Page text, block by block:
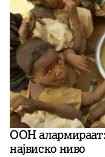
ООН
највиско ниво